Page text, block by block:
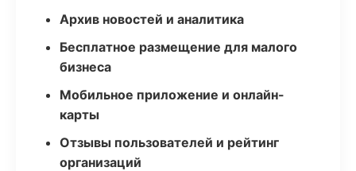
Архив новостей и аналитика
Бесплатное размещение для малого
бизнеса
Мобильное приложение и онлайн-
карты
Отзывы пользователей и рейтинг
организаций